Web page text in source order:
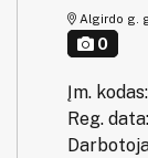
Algirdo g.
0
Įm. kodas:
Reg. data: